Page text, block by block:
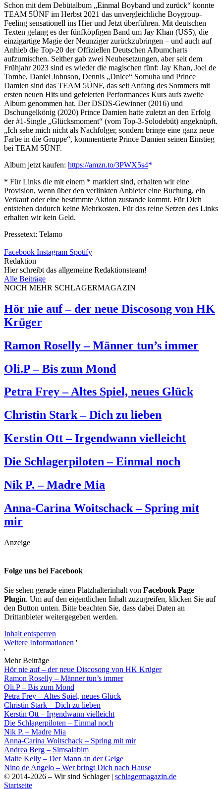
Schon mit dem Debütalbum „Einmal Boyband und zurück“ konnte
TEAM 5ÜNF im Herbst 2021 das unvergleichliche Boygroup-
Feeling sensationell ins Hier und Jetzt überführen. Mit deutschen
Texten gelang es der fünfköpfigen Band um Jay Khan (US5), die
einzigartige Magie der Neunziger zurückzubringen – und auch auf
Anhieb die Top-20 der Offiziellen Deutschen Albumcharts
aufzumischen. Seither gab zwei Neubesetzungen, aber seit dem
Frühjahr 2023 sind es wieder die magischen fünf: Jay Khan, Joel de
Tombe, Daniel Johnson, Dennis „Dnice“ Somuha und Prince
Damien sind das TEAM 5ÜNF, das seit Anfang des Sommers mit
ersten neuen Hits und gefeierten Performances Kurs aufs zweite
Album genommen hat. Der DSDS-Gewinner (2016) und
Dschungelkönig (2020) Prince Damien hatte zuletzt an den Erfolg
der #1-Single „Glücksmoment“ (vom Top-3-Solodebüt) angeknüpft.
„Ich sehe mich nicht als Nachfolger, sondern bringe eine ganz neue
Farbe in die Gruppe“, kommentierte Prince Damien seinen Einstieg
bei TEAM 5ÜNF.
Album jetzt kaufen: https://amzn.to/3PWX5s4
* Für Links die mit einem * markiert sind, erhalten wir eine
Provision, wenn über den verlinkten Anbieter eine Buchung, ein
Verkauf oder eine bestimmte Aktion zustande kommt. Für Dich
entstehen dadurch keine Mehrkosten. Für das reine Setzen des Links
erhalten wir kein Geld.
Pressetext: Telamo
Facebook Instagram Spotify
Redaktion
Hier schreibt das allgemeine Redaktionsteam!
Alle Beiträge
NOCH MEHR SCHLAGERMAGAZIN
Hör nie auf – der neue Discosong von HK
Krüger
Ramon Roselly – Männer tun’s immer
Oli.P – Bis zum Mond
Petra Frey – Altes Spiel, neues Glück
Christin Stark – Dich zu lieben
Kerstin Ott – Irgendwann vielleicht
Die Schlagerpiloten – Einmal noch
Nik P. – Madre Mia
Anna-Carina Woitschack – Spring mit
mir
Anzeige
Folge uns bei Facebook
Sie sehen gerade einen Platzhalterinhalt von Facebook Page
Plugin. Um auf den eigentlichen Inhalt zuzugreifen, klicken Sie auf
den Button unten. Bitte beachten Sie, dass dabei Daten an
Drittanbieter weitergegeben werden.
Inhalt entsperren
Weitere Informationen '
'
Mehr Beiträge
Hör nie auf – der neue Discosong von HK Krüger
Ramon Roselly – Männer tun’s immer
Oli.P – Bis zum Mond
Petra Frey – Altes Spiel, neues Glück
Christin Stark – Dich zu lieben
Kerstin Ott – Irgendwann vielleicht
Die Schlagerpiloten – Einmal noch
Nik P. – Madre Mia
Anna-Carina Woitschack – Spring mit mir
Andrea Berg – Simsalabim
Maite Kelly – Der Mann an der Geige
Nino de Angelo – Wer bringt Dich nach Hause
© 2014-2026 – Wir sind Schlager | schlagermagazin.de
Startseite